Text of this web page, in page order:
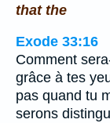
that the
Exode 33:16
Comment
grâce à tes
pas quand tu
serons